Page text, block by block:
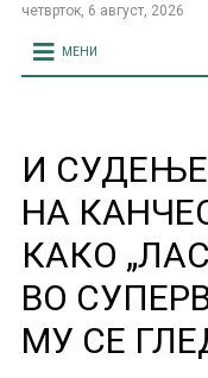
четврток, 6 август, 2026
МЕНИ
И
НА
КАКО
ВО
МУ СЕ